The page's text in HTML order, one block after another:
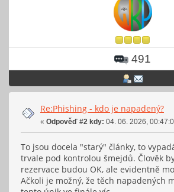
491
Re:Phishing - kdo je napadený?
« Odpověď #2 kdy: 04. 06. 2026,
To jsou docela "starý" články, to
trvale pod kontrolou šmejdů. Člověk
rezervace budou OK, ale evidentně
Ačkoli je možný, že těch napadených